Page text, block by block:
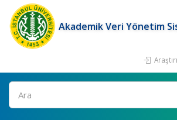
Akademik Veri Yönetim
Ara